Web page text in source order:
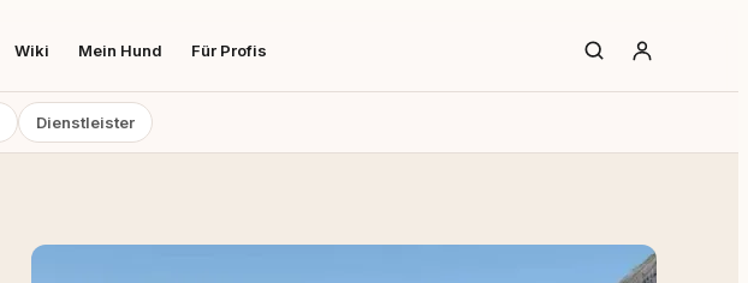
Wiki Mein Hund Für Profis
Dienstleister